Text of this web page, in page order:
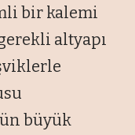
bir kalemi
altyapı
büyük